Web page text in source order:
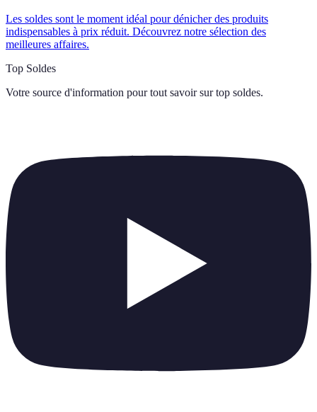
Les soldes sont le moment idéal pour dénicher des produits
indispensables à prix réduit. Découvrez notre sélection des
meilleures affaires.
Top Soldes
Votre source d'information pour tout savoir sur top soldes.